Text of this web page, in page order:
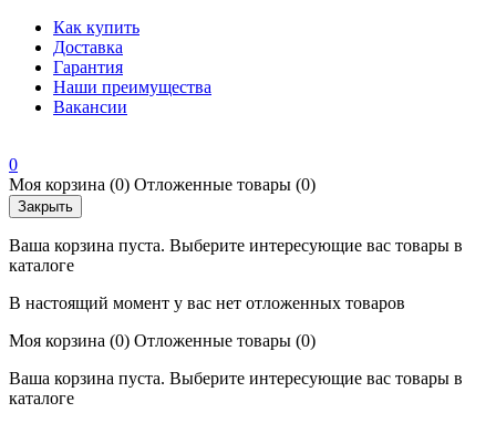
Как купить
Доставка
Гарантия
Наши преимущества
Вакансии
0
Моя корзина (0) Отложенные товары (0)
Закрыть
Ваша корзина пуста. Выберите интересующие вас товары в
каталоге
В настоящий момент у вас нет отложенных товаров
Моя корзина (0) Отложенные товары (0)
Ваша корзина пуста. Выберите интересующие вас товары в
каталоге